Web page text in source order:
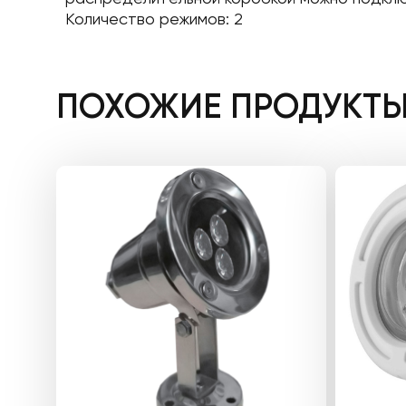
Количество режимов: 2
ПОХОЖИЕ